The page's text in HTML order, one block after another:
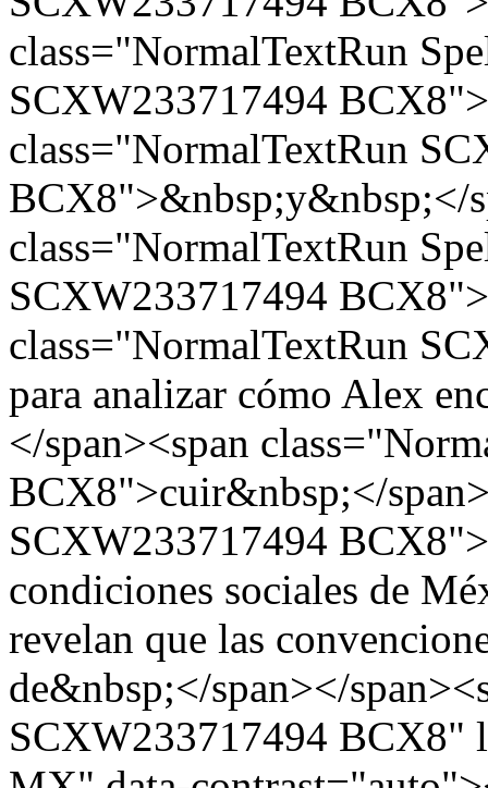
class="NormalTextRun
SCXW233717494
class="NormalTextRun
BCX8">&nbsp;y&nbsp;</
class="NormalTextRun
SCXW233717494
class="NormalTextRun
para analizar cómo Alex
</span><span
BCX8">cuir&nbsp;</
SCXW233717494
condiciones sociales de
revelan que las
de&nbsp;</span></
SCXW233717494